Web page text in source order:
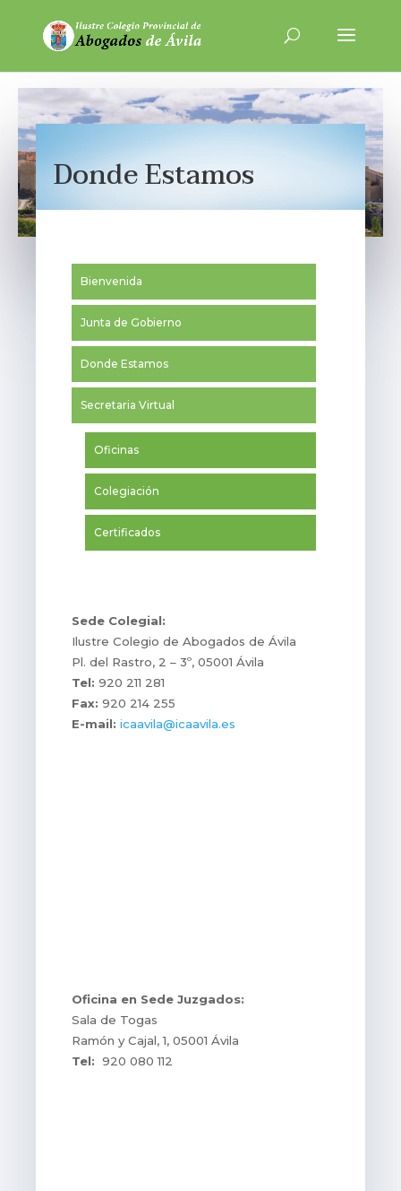
Donde Estamos
Bienvenida
Junta de Gobierno
Donde Estamos
Secretaria Virtual
Oficinas
Colegiación
Certificados
Sede Colegial:
Ilustre Colegio de Abogados de Ávila
Pl. del Rastro, 2 – 3º, 05001 Ávila
Tel: 920 211 281
Fax: 920 214 255
E-mail: icaavila@icaavila.es
Oficina en Sede Juzgados:
Sala de Togas
Ramón y Cajal, 1, 05001 Ávila
Tel: 920 080 112